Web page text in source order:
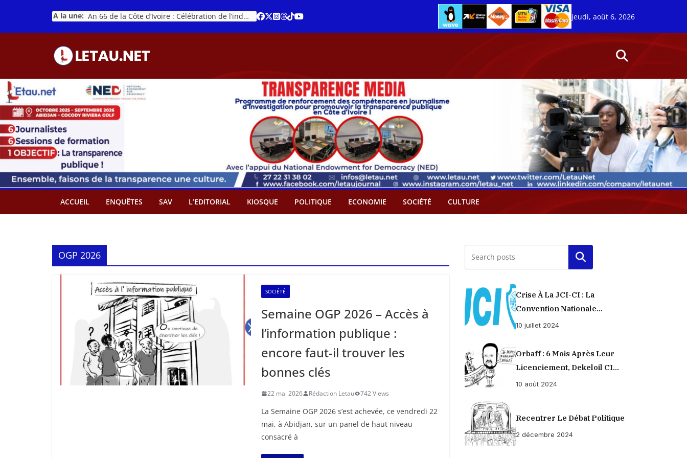
contenu
A la une:
An 66 de la Côte d’Ivoire : Célébration de l’indépendance ou cérémonie d’hommage à Ouattara ?
jeudi, août 6, 2026
ACCUEIL ENQUÊTES SAV L’EDITORIAL KIOSQUE POLITIQUE ECONOMIE SOCIÉTÉ CULTURE
OGP 2026
SOCIÉTÉ
Semaine OGP 2026 – Accès à
l’information publique :
encore faut-il trouver les
bonnes clés
22 mai 2026 Rédaction Letau 742 Views
La Semaine OGP 2026 s’est achevée, ce vendredi 22
mai, à Abidjan, sur un panel de haut niveau
consacré à
Rechercher
Crise À La JCI-CI : La
Convention Nationale
Provisoirement Suspendue
10 juillet 2024
Orbaff : 6 Mois Après Leur
Licenciement, Dekeloil CI
Propose À Ses Ex-Ouvriers Un
10 août 2024
Recentrer Le Débat Politique
2 décembre 2024